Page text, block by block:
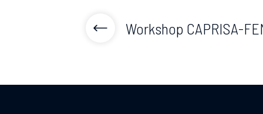
Workshop CAPRISA-